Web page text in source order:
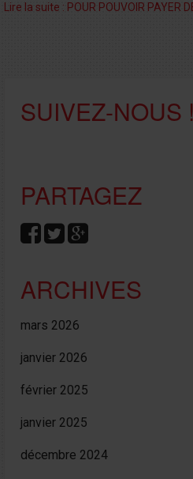
Lire la suite : POUR POUVOIR PAYER
SUIVEZ-NOUS !
PARTAGEZ
ARCHIVES
mars 2026
janvier 2026
février 2025
janvier 2025
décembre 2024